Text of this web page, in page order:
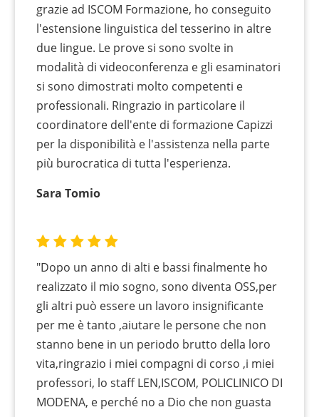
grazie ad ISCOM Formazione, ho conseguito
l'estensione linguistica del tesserino in altre
due lingue. Le prove si sono svolte in
modalità di videoconferenza e gli esaminatori
si sono dimostrati molto competenti e
professionali. Ringrazio in particolare il
coordinatore dell'ente di formazione Capizzi
per la disponibilità e l'assistenza nella parte
più burocratica di tutta l'esperienza.
Sara Tomio
"Dopo un anno di alti e bassi finalmente ho
realizzato il mio sogno, sono diventa OSS,per
gli altri può essere un lavoro insignificante
per me è tanto ,aiutare le persone che non
stanno bene in un periodo brutto della loro
vita,ringrazio i miei compagni di corso ,i miei
professori, lo staff LEN,ISCOM, POLICLINICO DI
MODENA, e perché no a Dio che non guasta